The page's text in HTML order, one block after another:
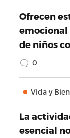
Ofrecen
emocional
de niños
0
Vida y
La
esencial